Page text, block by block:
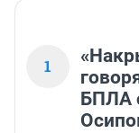
1
БПЛА